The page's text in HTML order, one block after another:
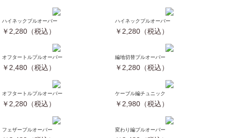
ハイネックプルオーバー
￥2,280（税込）
ハイネックプルオーバー
￥2,280（税込）
オフタートルプルオーバー
￥2,480（税込）
編地切替プルオーバー
￥2,280（税込）
オフタートルプルオーバー
￥2,280（税込）
ケーブル編チュニック
￥2,980（税込）
フェザープルオーバー 変わり編プルオーバー